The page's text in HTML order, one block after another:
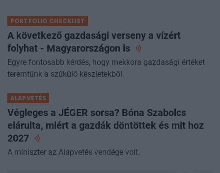
PORTFOLIO CHECKLIST
A következő gazdasági verseny a vízért
folyhat - Magyarországon is
Egyre fontosabb kérdés, hogy mekkora gazdasági értéket
teremtünk a szűkülő készletekből.
ALAPVETÉS
Végleges a JÉGER sorsa? Bóna Szabolcs
elárulta, miért a gazdák döntöttek és mit hoz
2027
A miniszter az Alapvetés vendége volt.